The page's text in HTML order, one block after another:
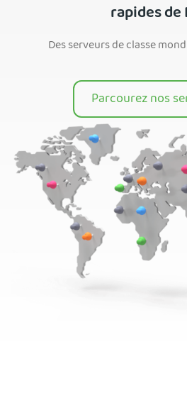
rapides de
Des serveurs de classe
Parcourez nos